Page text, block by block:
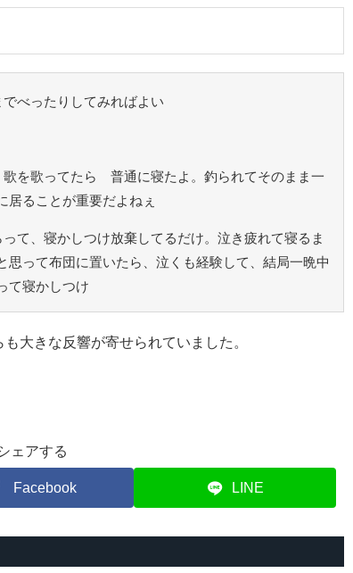
べったりしてみればよい
を歌ってたら 普通に寝たよ。釣られてそのまま一
居ることが重要だよねぇ
て、寝かしつけ放棄してるだけ。泣き疲れて寝るま
って布団に置いたら、泣くも経験して、結局一晩中
て寝かしつけ
大きな反響が寄せられていました。
ェアする
Facebook LINE